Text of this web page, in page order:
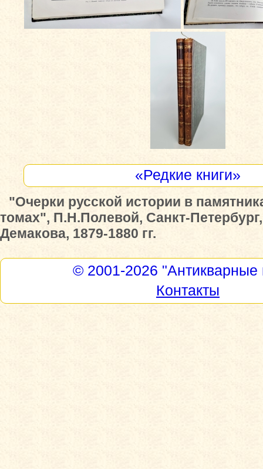
«Редкие книги»
"Очерки русской истории в
томах", П.Н.Полевой, Санкт-
Демакова, 1879-1880 гг.
© 2001-2026 "Антикварные
Контакты